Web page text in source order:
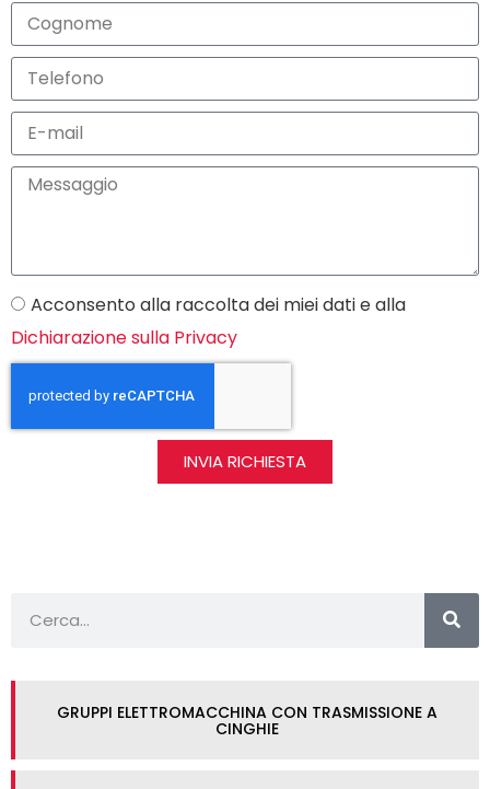
Acconsento alla raccolta dei miei dati e alla
Dichiarazione sulla Privacy
INVIA RICHIESTA
GRUPPI ELETTROMACCHINA CON TRASMISSIONE A
CINGHIE